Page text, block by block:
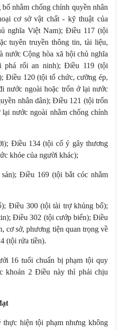
nhằm chống chính quyền nhân
cơ sở vật chất - kỹ thuật của
nghĩa Việt Nam); Điều 117 (tội
tuyên truyền thông tin, tài liệu,
nước Cộng hòa xã hội chủ nghĩa
phá rối an ninh); Điều 119 (tội
Điều 120 (tội tổ chức, cưỡng ép,
nước ngoài hoặc trốn ở lại nước
nhân dân); Điều 121 (tội trốn
nước ngoài nhằm chống chính
Điều 134 (tội cố ý gây thương
khỏe của người khác);
Điều 169 (tội bắt cóc nhằm
Điều 300 (tội tài trợ khủng bố);
Điều 302 (tội cướp biển); Điều
cơ sở, phương tiện quan trọng về
(tội rửa tiền).
16 tuổi chuẩn bị phạm tội quy
khoản 2 Điều này thì phải chịu
hiện tội phạm nhưng không